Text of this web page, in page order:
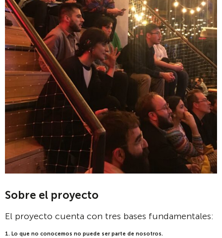
Sobre el proyecto
El proyecto cuenta con tres bases fundamentales:
1. Lo que no conocemos no puede ser parte de nosotros.